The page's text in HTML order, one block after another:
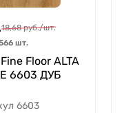
18,68 руб./шт.
шт.
Floor ALTA
6603 ДУБ
6603